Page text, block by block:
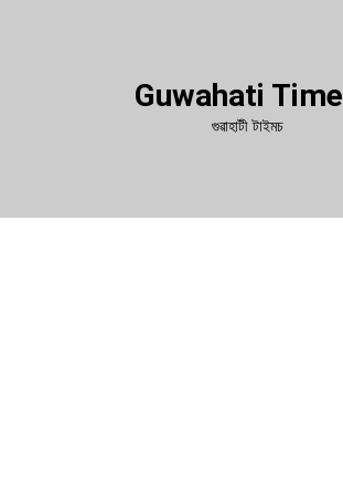
Guwahati
গুৱাহাটী টাইমচ